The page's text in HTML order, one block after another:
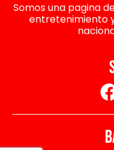
Somos una pagina
entretenimiento